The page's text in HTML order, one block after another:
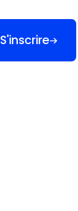
S'inscrire